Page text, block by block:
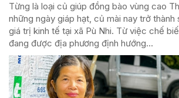
Từng là loại củ giúp đồng bào vùng cao
những ngày giáp hạt, củ mài nay trở thành
giá trị kinh tế tại xã Pù Nhi. Từ việc chế
đang được địa phương định hướng...